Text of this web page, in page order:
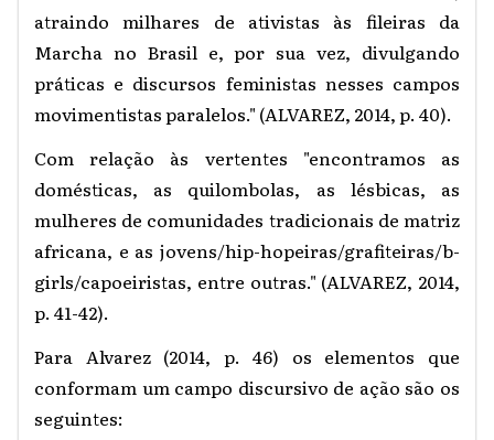
atraindo milhares de ativistas às fileiras da
Marcha no Brasil e, por sua vez, divulgando
práticas e discursos feministas nesses campos
movimentistas paralelos." (ALVAREZ, 2014, p. 40).
Com relação às vertentes "encontramos as
domésticas, as quilombolas, as lésbicas, as
mulheres de comunidades tradicionais de matriz
africana, e as jovens/hip-hopeiras/grafiteiras/b-
girls/capoeiristas, entre outras." (ALVAREZ, 2014,
p. 41-42).
Para Alvarez (2014, p. 46) os elementos que
conformam um campo discursivo de ação são os
seguintes: